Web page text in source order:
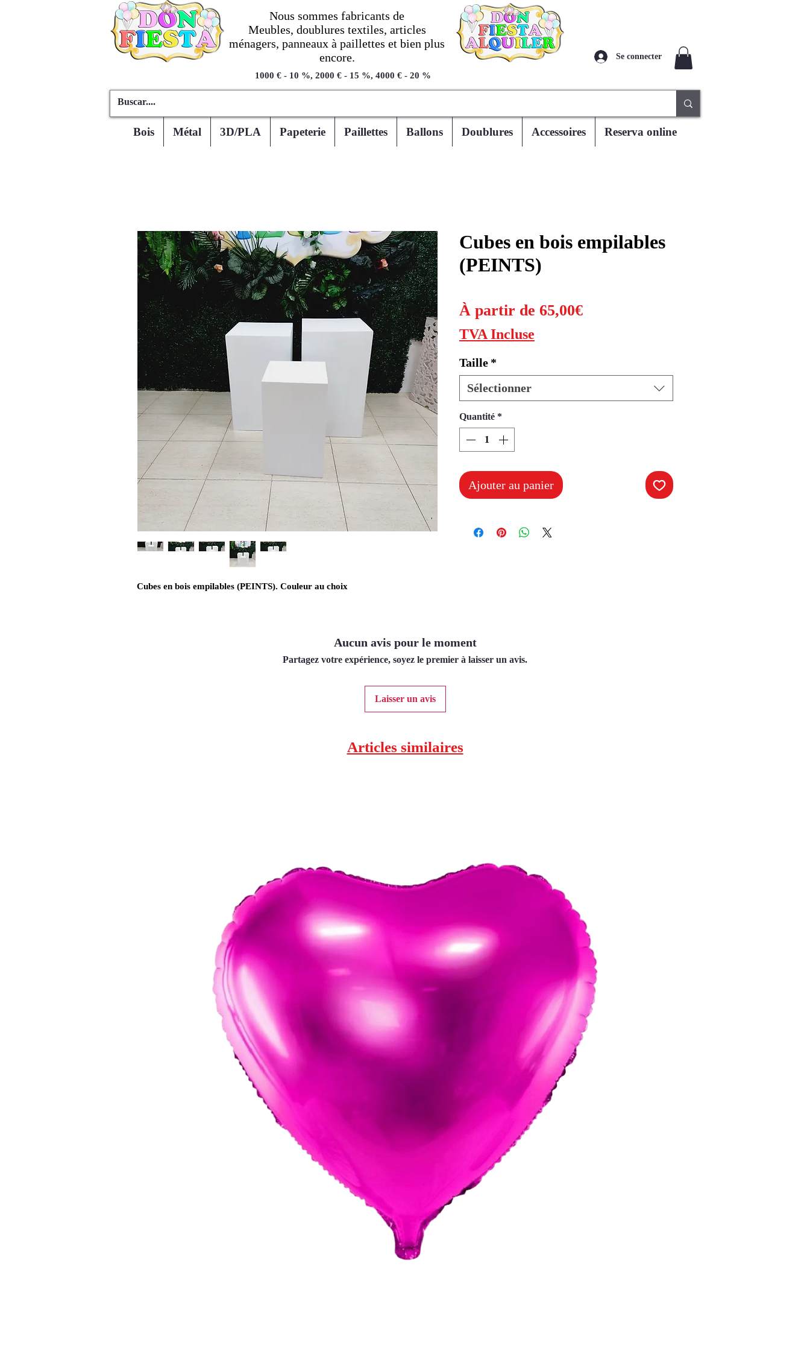
Nous sommes fabricants de
Meubles, doublures textiles, articles
ménagers, panneaux à paillettes et bien plus
encore.
1000 € - 10 %, 2000 € - 15 %, 4000 € - 20 %
Se connecter
Bois Métal 3D/PLA Papeterie Paillettes Ballons Doublures Accessoires Reserva online
Cubes en bois empilables (PEINTS). Couleur au choix
Cubes en bois empilables
(PEINTS)
À partir de 65,00€Prix
TVA Incluse
Taille *
Sélectionner
Quantité *
Ajouter au panier
Aucun avis pour le moment
Partagez votre expérience, soyez le premier à laisser un avis.
Laisser un avis
Articles similaires